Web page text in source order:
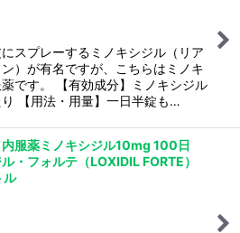
にスプレーするミノキシジル（リア
）が有名ですが、こちらはミノキ
です。 【有効成分】ミノキシジル
【用法・用量】一日半錠も…
内服薬ミノキシジル10mg 100日
・フォルテ（LOXIDIL FORTE）
ル